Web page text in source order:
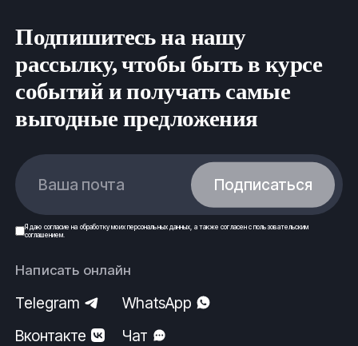
Подпишитесь на нашу
рассылку, чтобы быть в курсе
событий и получать самые
выгодные предложения
Ваша почта Подписаться
Я даю согласие на обработку моих персональных данных , а также согласен спользовательским
соглашением.
Написать онлайн
Telegram
WhatsApp
Вконтакте
Чат